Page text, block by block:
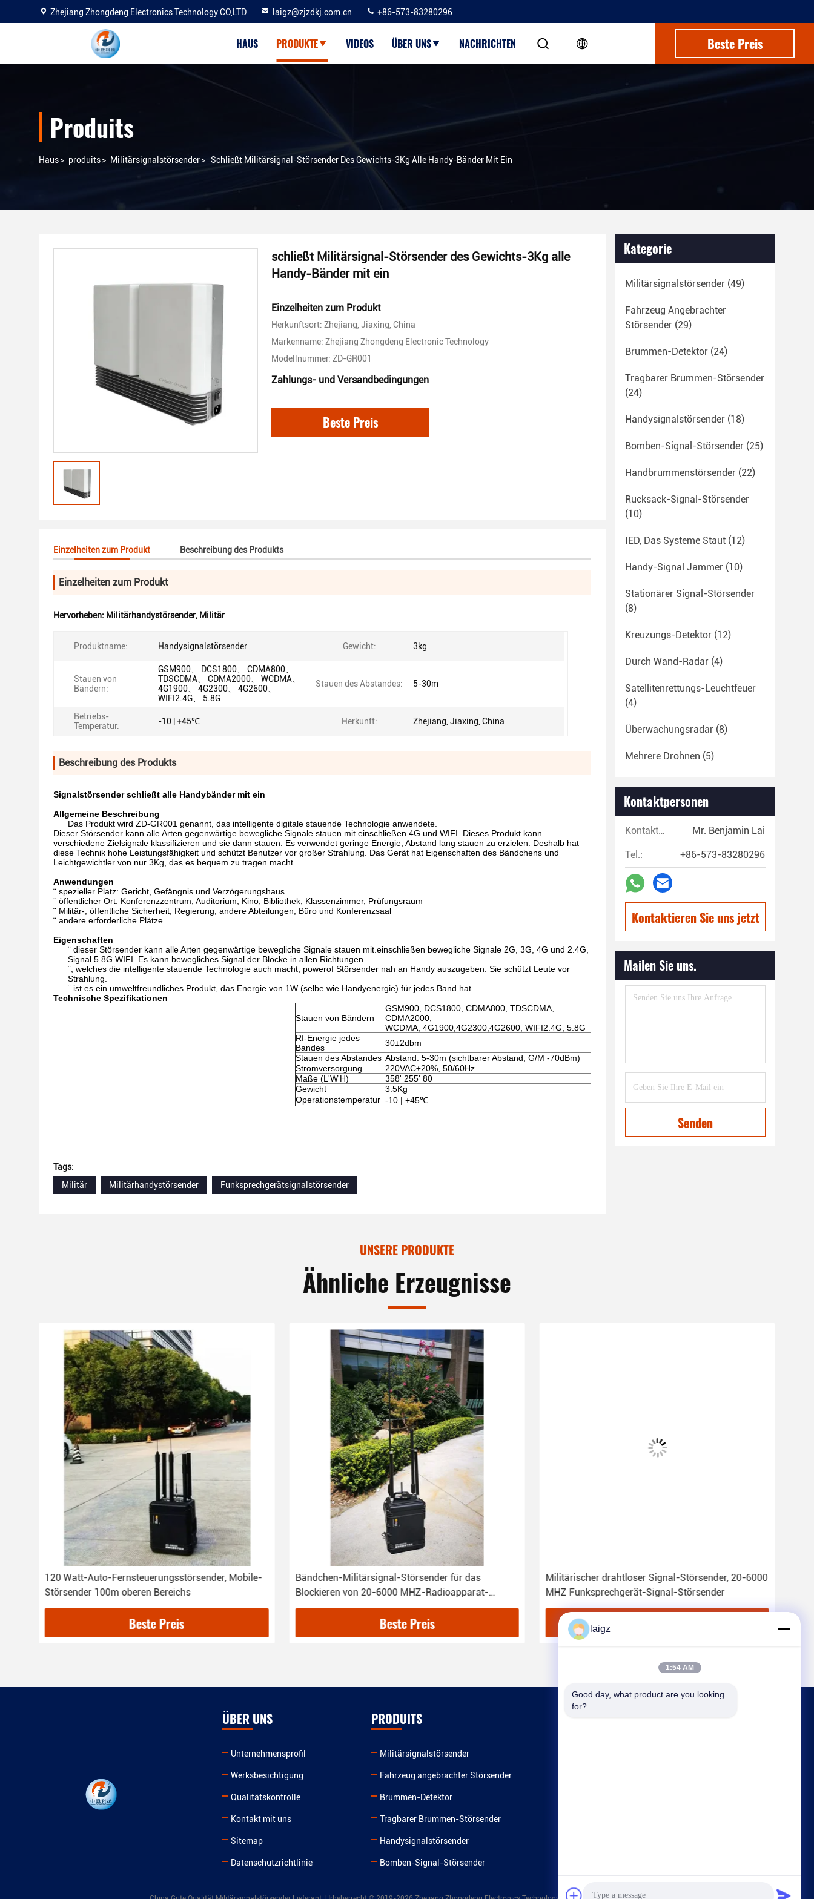
Zhejiang Zhongdeng Electronics Technology CO,LTD laigz@zjzdkj.com.cn +86-573-83280296
HAUS PRODUKTE VIDEOS ÜBER UNS NACHRICHTEN Beste Preis
Produits
Haus> produits> Militärsignalstörsender> Schließt Militärsignal-Störsender Des Gewichts-3Kg Alle Handy-Bänder Mit Ein
schließt Militärsignal-Störsender des Gewichts-3Kg alle
Handy-Bänder mit ein
Einzelheiten zum Produkt
Herkunftsort: Zhejiang, Jiaxing, China
Markenname: Zhejiang Zhongdeng Electronic Technology
Modellnummer: ZD-GR001
Zahlungs- und Versandbedingungen
Beste Preis
Einzelheiten zum Produkt Beschreibung des Produkts
Einzelheiten zum Produkt
Hervorheben: Militärhandystörsender, Militär
Produktname: Handysignalstörsender Gewicht: 3kg
Stauen von
Bändern:
GSM900、 DCS1800、 CDMA800、
TDSCDMA、 CDMA2000、 WCDMA、
4G1900、 4G2300、 4G2600、
WIFI2.4G、 5.8G
Stauen des Abstandes: 5-30m
Betriebs-
Temperatur:
-10 | +45℃ Herkunft: Zhejiang, Jiaxing, China
Beschreibung des Produkts
Signalstörsender schließt alle Handybänder mit ein
Allgemeine Beschreibung
Das Produkt wird ZD-GR001 genannt, das intelligente digitale stauende Technologie anwendete.
Dieser Störsender kann alle Arten gegenwärtige bewegliche Signale stauen mit.einschließen 4G und WIFI. Dieses Produkt kann
verschiedene Zielsignale klassifizieren und sie dann stauen. Es verwendet geringe Energie, Abstand lang stauen zu erzielen. Deshalb hat
diese Technik hohe Leistungsfähigkeit und schützt Benutzer vor großer Strahlung. Das Gerät hat Eigenschaften des Bändchens und
Leichtgewichtler von nur 3Kg, das es bequem zu tragen macht.
Anwendungen
¨ spezieller Platz: Gericht, Gefängnis und Verzögerungshaus
¨ öffentlicher Ort: Konferenzzentrum, Auditorium, Kino, Bibliothek, Klassenzimmer, Prüfungsraum
¨ Militär-, öffentliche Sicherheit, Regierung, andere Abteilungen, Büro und Konferenzsaal
¨ andere erforderliche Plätze.
Eigenschaften
¨ dieser Störsender kann alle Arten gegenwärtige bewegliche Signale stauen mit.einschließen bewegliche Signale 2G, 3G, 4G und 2.4G,
Signal 5.8G WIFI. Es kann bewegliches Signal der Blöcke in allen Richtungen.
¨, welches die intelligente stauende Technologie auch macht, powerof Störsender nah an Handy auszugeben. Sie schützt Leute vor
Strahlung.
¨ ist es ein umweltfreundliches Produkt, das Energie von 1W (selbe wie Handyenergie) für jedes Band hat.
Technische Spezifikationen
Stauen von Bändern
GSM900, DCS1800, CDMA800, TDSCDMA,
CDMA2000,
WCDMA, 4G1900,4G2300,4G2600, WIFI2.4G, 5.8G
Rf-Energie jedes
Bandes
30±2dbm
Stauen des Abstandes Abstand: 5-30m (sichtbarer Abstand, G/M -70dBm)
Stromversorgung
220VAC±20%, 50/60Hz
Maße (L'W'H)
358' 255' 80
Gewicht
3.5Kg
Operationstemperatur -10 | +45℃
Tags:
Militär
Militärhandystörsender Funksprechgerätsignalstörsender
Kategorie
Militärsignalstörsender (49)
Fahrzeug Angebrachter
Störsender (29)
Brummen-Detektor (24)
Tragbarer Brummen-Störsender
(24)
Handysignalstörsender (18)
Bomben-Signal-Störsender (25)
Handbrummenstörsender (22)
Rucksack-Signal-Störsender
(10)
IED, Das Systeme Staut (12)
Handy-Signal Jammer (10)
Stationärer Signal-Störsender
(8)
Kreuzungs-Detektor (12)
Durch Wand-Radar (4)
Satellitenrettungs-Leuchtfeuer
(4)
Überwachungsradar (8)
Mehrere Drohnen (5)
Kontaktpersonen
Kontaktpersonen: Mr. Benjamin Lai
Tel.: +86-573-83280296
Kontaktieren Sie uns jetzt
Mailen Sie uns.
Senden
UNSERE PRODUKTE
Ähnliche Erzeugnisse
120 Watt-Auto-Fernsteuerungsstörsender, Mobile-
Störsender 100m oberen Bereichs
Beste Preis
Bändchen-Militärsignal-Störsender für das
Blockieren von 20-6000 MHZ-Radioapparat-
Signalen
Beste Preis
Militärischer drahtloser Signal-Störsender, 20-6000
MHZ Funksprechgerät-Signal-Störsender
ÜBER UNS
Unternehmensprofil
Werksbesichtigung
Qualitätskontrolle
Kontakt mit uns
Sitemap
Datenschutzrichtlinie
PRODUITS
Militärsignalstörsender
Fahrzeug angebrachter Störsender
Brummen-Detektor
Tragbarer Brummen-Störsender
Handysignalstörsender
Bomben-Signal-Störsender
laigz
1:54 AM
Good day, what product are you looking
for?